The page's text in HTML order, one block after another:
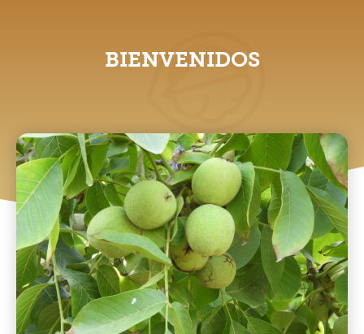
BIENVENIDOS